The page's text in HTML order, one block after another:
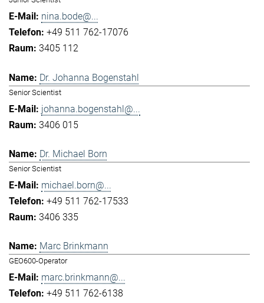
nina.bode@...
+49 511 762-17076
3405 112
Dr. Johanna Bogenstahl
Senior Scientist
johanna.bogenstahl@...
3406 015
Dr. Michael Born
Senior Scientist
michael.born@...
+49 511 762-17533
3406 335
Marc Brinkmann
GEO600-Operator
marc.brinkmann@...
+49 511 762-6138